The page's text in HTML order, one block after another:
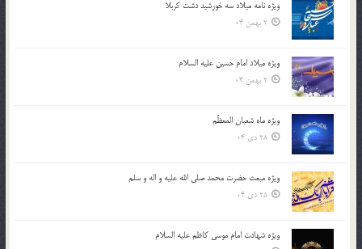
ویژه نامه میلاد سه خورشید دشت کربلا
2 بهمن 04
ویژه میلاد امام حسین علیه السلام
2 بهمن 04
ویژه ماه شعبان المعظّم
28 دی 04
ویژه مبعث حضرت محمد صلی الله علیه و اله و سلم
25 دی 04
ویژه شهادت امام موسی کاظم علیه السلام